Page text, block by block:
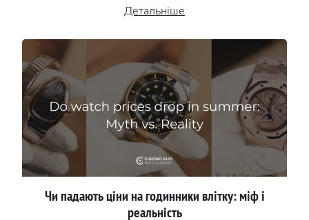
Детальніше
Чи падають ціни на годинники влітку: міф і
реальність